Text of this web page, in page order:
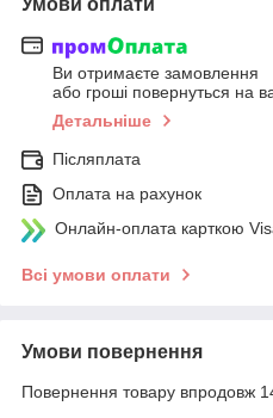
Ви отримаєте замовлення
або гроші повернуться на
Детальніше
Післяплата
Оплата на рахунок
Онлайн-оплата карткою
Всі умови оплати
Умови повернення
Повернення товару впродовж